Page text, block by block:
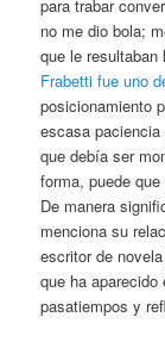
para trabar
no me dio bola;
que le
Frabetti fue uno
posicionamiento
escasa
que debía ser
forma, puede
De manera
menciona su
escritor de
que ha
pasatiempos y